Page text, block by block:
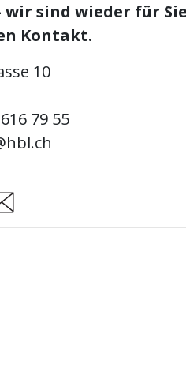
wir sind wieder für
Kontakt.
10
79 55